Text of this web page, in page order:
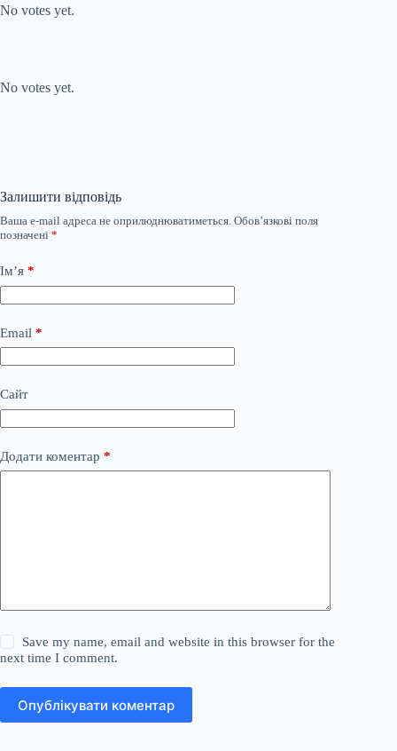
No votes yet.
No votes yet.
Залишити відповідь
Ваша e-mail адреса не оприлюднюватиметься. Обов’язкові поля
позначені *
Ім’я *
Email *
Сайт
Додати коментар *
Save my name, email and website in this browser for the
next time I comment.
Опублікувати коментар